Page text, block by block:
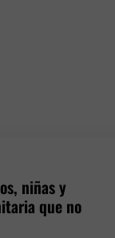
niñas y
que no